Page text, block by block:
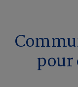
pour